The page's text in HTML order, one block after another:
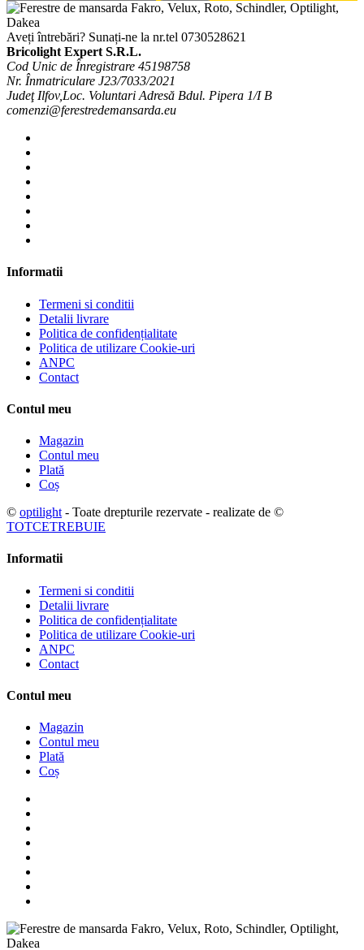
Aveți întrebări? Sunați-ne la nr.tel 0730528621
Bricolight Expert S.R.L.
Cod Unic de Înregistrare 45198758
Nr. Înmatriculare J23/7033/2021
Judeţ Ilfov,Loc. Voluntari Adresă Bdul. Pipera 1/I B
comenzi@ferestredemansarda.eu
Informatii
Termeni si conditii
Detalii livrare
Politica de confidențialitate
Politica de utilizare Cookie-uri
ANPC
Contact
Contul meu
Magazin
Contul meu
Plată
Coș
© optilight - Toate drepturile rezervate - realizate de ©
TOTCETREBUIE
Informatii
Termeni si conditii
Detalii livrare
Politica de confidențialitate
Politica de utilizare Cookie-uri
ANPC
Contact
Contul meu
Magazin
Contul meu
Plată
Coș